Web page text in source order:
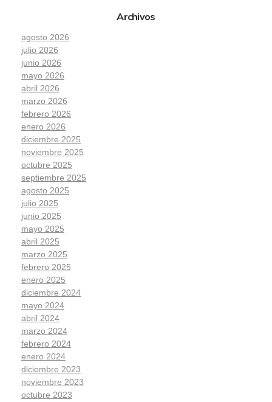
Archivos
agosto 2026
julio 2026
junio 2026
mayo 2026
abril 2026
marzo 2026
febrero 2026
enero 2026
diciembre 2025
noviembre 2025
octubre 2025
septiembre 2025
agosto 2025
julio 2025
junio 2025
mayo 2025
abril 2025
marzo 2025
febrero 2025
enero 2025
diciembre 2024
mayo 2024
abril 2024
marzo 2024
febrero 2024
enero 2024
diciembre 2023
noviembre 2023
octubre 2023